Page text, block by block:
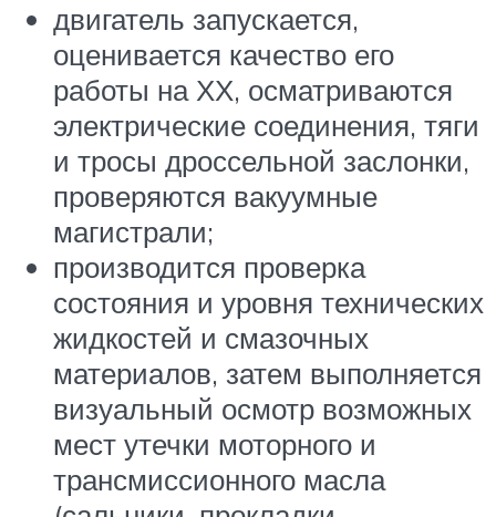
двигатель запускается,
оценивается качество его
работы на ХХ, осматриваются
электрические соединения, тяги
и тросы дроссельной заслонки,
проверяются вакуумные
магистрали;
производится проверка
состояния и уровня технических
жидкостей и смазочных
материалов, затем выполняется
визуальный осмотр возможных
мест утечки моторного и
трансмиссионного масла